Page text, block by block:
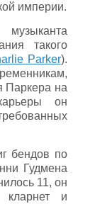
империи.
такого
Parker).
Паркера на
он
бендов по
Гудмена
11, он
кларнет и